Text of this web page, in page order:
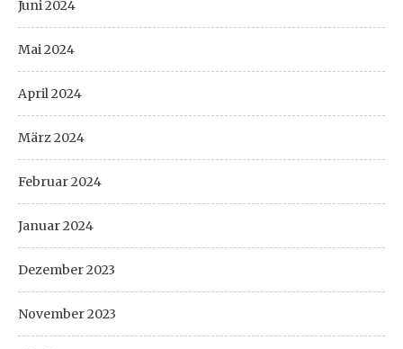
Juni 2024
Mai 2024
April 2024
März 2024
Februar 2024
Januar 2024
Dezember 2023
November 2023